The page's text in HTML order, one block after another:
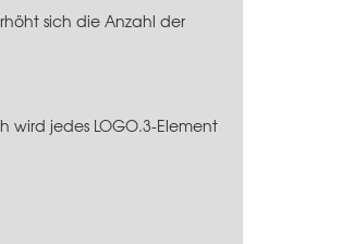
sich die Anzahl der
wird jedes LOGO.3-Element